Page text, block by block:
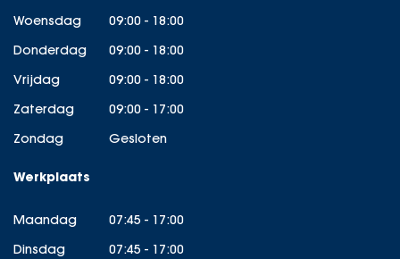
Woensdag
09:00 - 18:00
Donderdag
09:00 - 18:00
Vrijdag
09:00 - 18:00
Zaterdag
09:00 - 17:00
Zondag
Gesloten
Werkplaats
Maandag
07:45 - 17:00
Dinsdag
07:45 - 17:00